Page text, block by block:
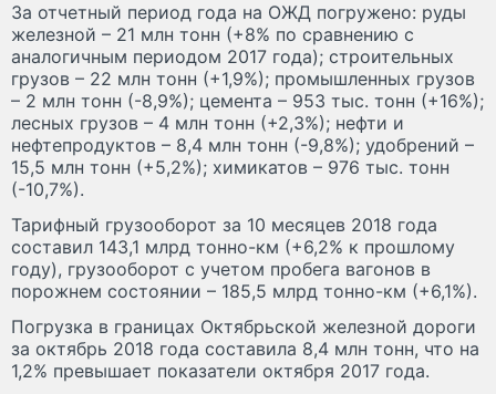
За отчетный период года на ОЖД погружено: руды
железной – 21 млн тонн (+8% по сравнению с
аналогичным периодом 2017 года); строительных
грузов – 22 млн тонн (+1,9%); промышленных грузов
– 2 млн тонн (-8,9%); цемента – 953 тыс. тонн (+16%);
лесных грузов – 4 млн тонн (+2,3%); нефти и
нефтепродуктов – 8,4 млн тонн (-9,8%); удобрений –
15,5 млн тонн (+5,2%); химикатов – 976 тыс. тонн
(-10,7%).
Тарифный грузооборот за 10 месяцев 2018 года
составил 143,1 млрд тонно-км (+6,2% к прошлому
году), грузооборот с учетом пробега вагонов в
порожнем состоянии – 185,5 млрд тонно-км (+6,1%).
Погрузка в границах Октябрьской железной дороги
за октябрь 2018 года составила 8,4 млн тонн, что на
1,2% превышает показатели октября 2017 года.